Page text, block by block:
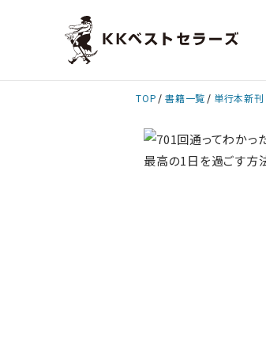
TOP 書籍一覧 単行本新刊